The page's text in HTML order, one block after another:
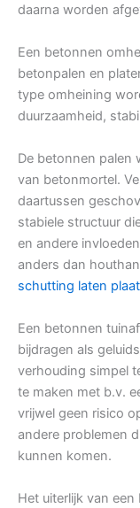
daarna worden
Een betonnen
betonpalen en
type omheining
duurzaamheid,
De betonnen palen
van betonmortel.
daartussen
stabiele structuur
en andere
anders dan
schutting laten
Een betonnen
bijdragen als
verhouding simpel
te maken met b.v.
vrijwel geen risico
andere problemen
kunnen komen.
Het uiterlijk van